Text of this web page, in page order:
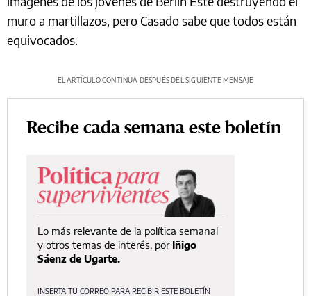
muro a martillazos, pero Casado sabe que todos están
equivocados.
EL ARTÍCULO CONTINÚA DESPUÉS DEL SIGUIENTE MENSAJE
Recibe cada semana este boletín